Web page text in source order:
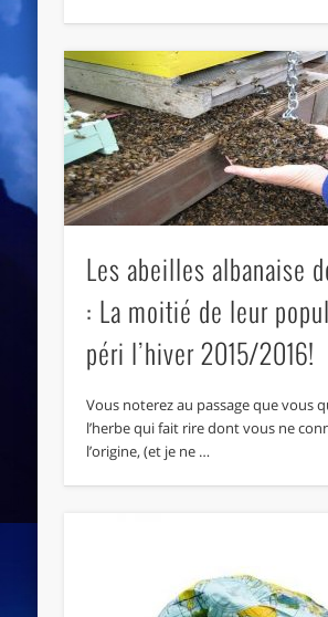
Les abeilles albanaise
: La moitié de leur
péri l’hiver 2015/2016!
Vous noterez au passage que vous
l’herbe qui fait rire dont vous ne
l’origine, (et je ne …